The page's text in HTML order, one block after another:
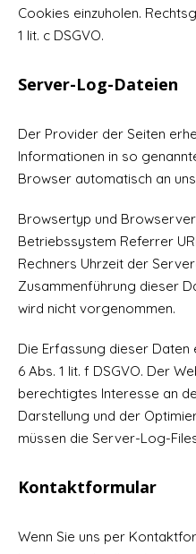
Cookies einzuholen.
1 lit. c DSGVO.
Server-Log-Dateien
Der Provider der Seiten
Informationen in so
Browser automatisch an
Browsertyp und
Betriebssystem Referrer
Rechners Uhrzeit der
Zusammenführung dieser
wird nicht vorgenommen.
Die Erfassung dieser
6 Abs. 1 lit. f DSGVO. Der
berechtigtes Interesse an
Darstellung und der
müssen die Server-Log-
Kontaktformular
Wenn Sie uns per